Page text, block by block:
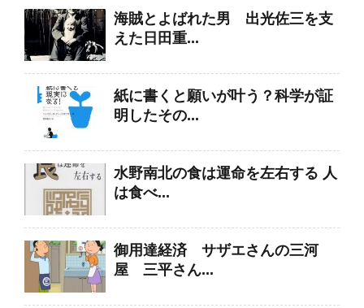
海賊とよばれた男 出光佐三を支
えた日田重...
紙に書くと願いが叶う？科学が証
明したその...
水野南北の食は運命を左右する 人
は食べ...
御用達経済 サザエさんの三河
屋 三平さん...